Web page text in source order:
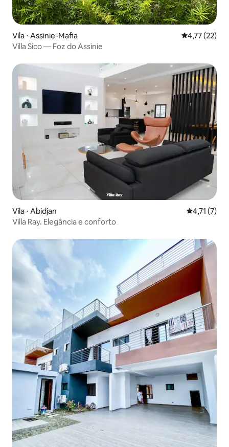
Vila ⋅ Assinie-Mafia 4,77 de uma
4,77 (22)
Villa Sico — Foz do Assinie
Vila ⋅ Abidjan 4,71 de
4,71 (7)
Villa Ray. Elegância e conforto